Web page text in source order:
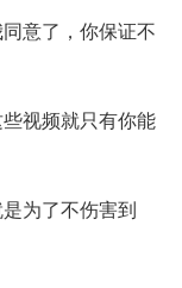
意了，你保证不
视频就只有你能
为了不伤害到